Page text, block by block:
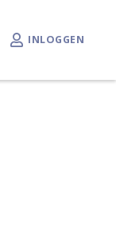
INLOGGEN